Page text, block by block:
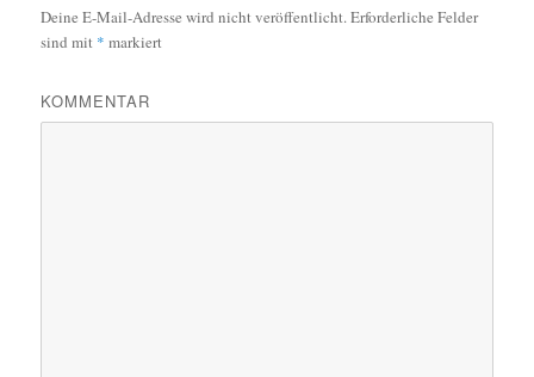
Deine E-Mail-Adresse wird nicht veröffentlicht.Erforderliche Felder
sind mit * markiert
KOMMENTAR